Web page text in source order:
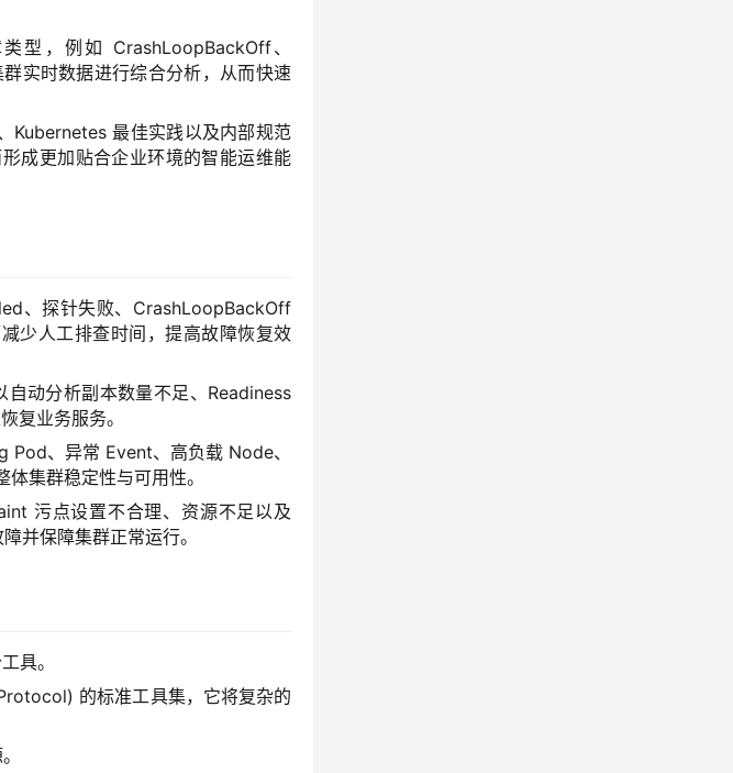
型，例如 CrashLoopBackOff、
实时数据进行综合分析，从而快速
Kubernetes 最佳实践以及内部规范
成更加贴合企业环境的智能运维能
、探针失败、CrashLoopBackOff
少人工排查时间，提高故障恢复效
动分析副本数量不足、Readiness
复业务服务。
Pod、异常 Event、高负载 Node、
集群稳定性与可用性。
污点设置不合理、资源不足以及
并保障集群正常运行。
具。
的标准工具集，它将复杂的